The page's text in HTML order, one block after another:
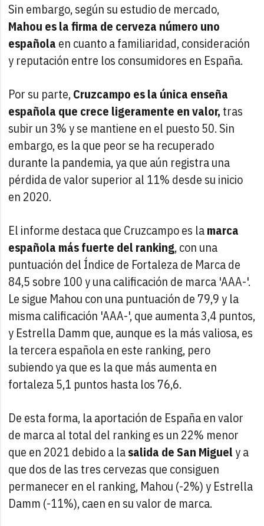
Sin embargo, según su estudio de mercado,
Mahou es la firma de cerveza número uno
española en cuanto a familiaridad, consideración
y reputación entre los consumidores en España.
Por su parte,Cruzcampo es la única enseña
española que crece ligeramente en valor, tras
subir un 3% y se mantiene en el puesto 50. Sin
embargo, es la que peor se ha recuperado
durante la pandemia, ya que aún registra una
pérdida de valor superior al 11% desde su inicio
en 2020.
El informe destaca que Cruzcampo es lamarca
española más fuerte del ranking, con una
puntuación del Índice de Fortaleza de Marca de
84,5 sobre 100 y una calificación de marca 'AAA-'.
Le sigue Mahou con una puntuación de 79,9 y la
misma calificación 'AAA-', que aumenta 3,4 puntos,
y Estrella Damm que, aunque es la más valiosa, es
la tercera española en este ranking, pero
subiendo ya que es la que más aumenta en
fortaleza 5,1 puntos hasta los 76,6.
De esta forma, la aportación de España en valor
de marca al total del ranking es un 22% menor
que en 2021 debido a lasalida de San Miguely a
que dos de las tres cervezas que consiguen
permanecer en el ranking, Mahou (-2%) y Estrella
Damm (-11%), caen en su valor de marca.